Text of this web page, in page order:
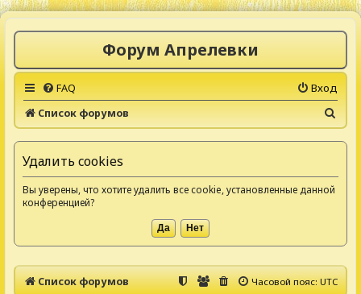
Форум Апрелевки
FAQ
Вход
Список форумов
о
Удалить cookies
Вы уверены, что хотите удалить все cookie, установленные данной
конференцией?
Список форумов Часовой пояс:UTC